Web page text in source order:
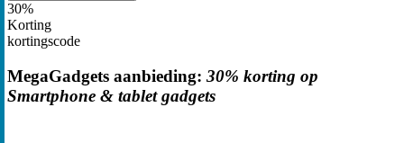
30%
Korting
kortingscode
MegaGadgets aanbieding: 30% korting op
Smartphone & tablet gadgets